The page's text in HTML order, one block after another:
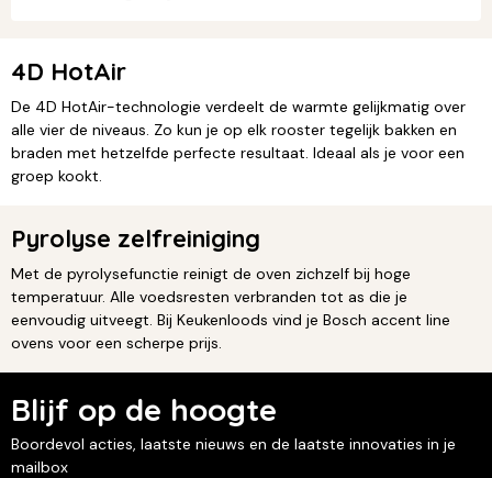
4D HotAir
De 4D HotAir-technologie verdeelt de warmte gelijkmatig over
alle vier de niveaus. Zo kun je op elk rooster tegelijk bakken en
braden met hetzelfde perfecte resultaat. Ideaal als je voor een
groep kookt.
Pyrolyse zelfreiniging
Met de pyrolysefunctie reinigt de oven zichzelf bij hoge
temperatuur. Alle voedsresten verbranden tot as die je
eenvoudig uitveegt. Bij Keukenloods vind je Bosch accent line
ovens voor een scherpe prijs.
Blijf op de hoogte
Boordevol acties, laatste nieuws en de laatste innovaties in je
mailbox